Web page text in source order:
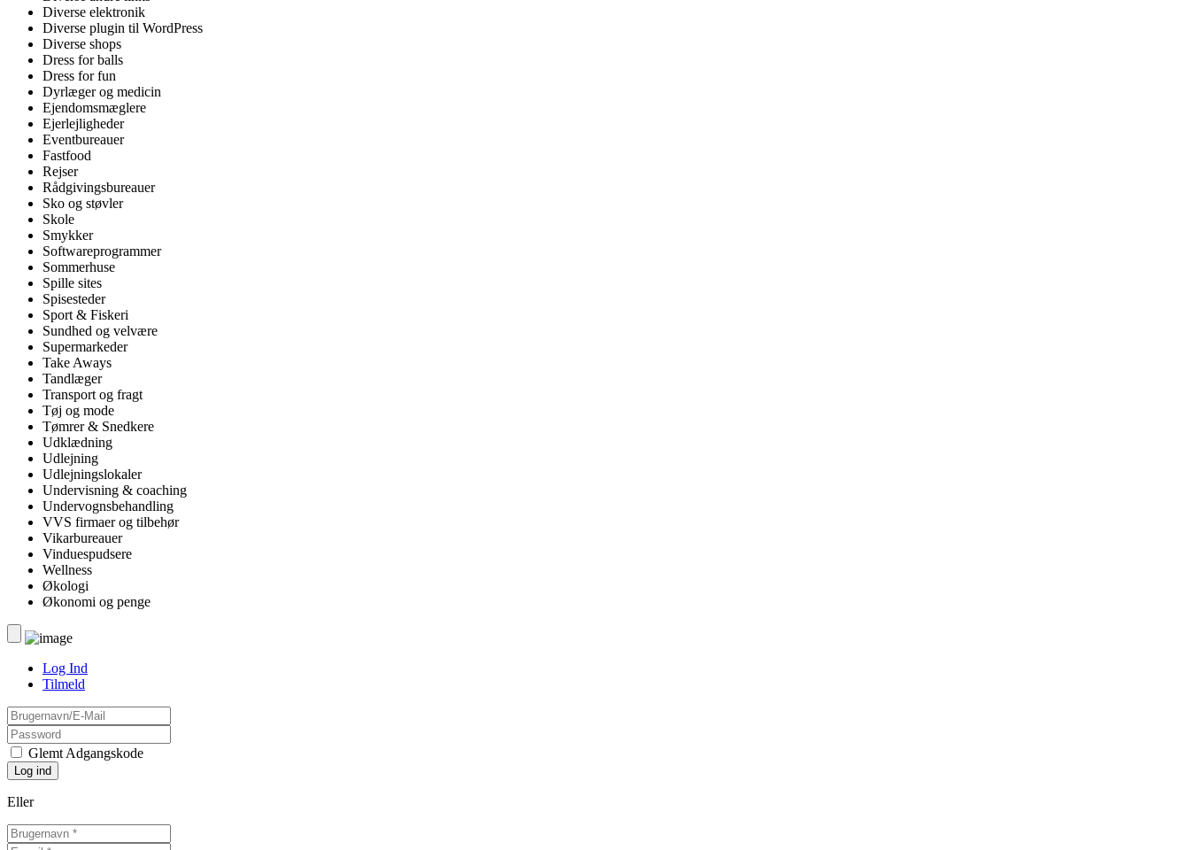
Diverse elektronik
Diverse plugin til WordPress
Diverse shops
Dress for balls
Dress for fun
Dyrlæger og medicin
Ejendomsmæglere
Ejerlejligheder
Eventbureauer
Fastfood
Rejser
Rådgivingsbureauer
Sko og støvler
Skole
Smykker
Softwareprogrammer
Sommerhuse
Spille sites
Spisesteder
Sport & Fiskeri
Sundhed og velvære
Supermarkeder
Take Aways
Tandlæger
Transport og fragt
Tøj og mode
Tømrer & Snedkere
Udklædning
Udlejning
Udlejningslokaler
Undervisning & coaching
Undervognsbehandling
VVS firmaer og tilbehør
Vikarbureauer
Vinduespudsere
Wellness
Økologi
Økonomi og penge
Log Ind
Tilmeld
Glemt Adgangskode
Eller